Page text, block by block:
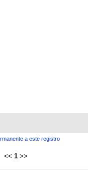
a este registro
<< 1 >>